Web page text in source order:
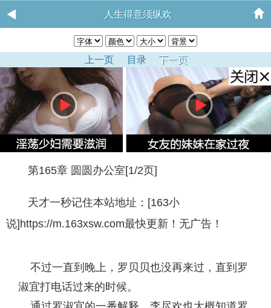
人生得意须纵欢
上一页 目录 下一页
第165章 圆圆办公室[1/2页]
天才一秒记住本站地址：[163小
说]https://m.163xsw.com最快更新！无广告！
不过一直到晚上，罗贝贝也没再来过，直到罗
淑宜打电话过来的时候。